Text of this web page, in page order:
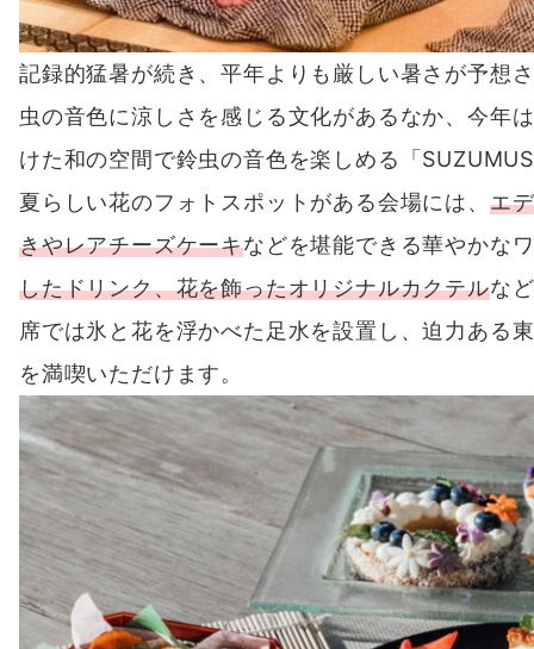
記録的猛暑が続き、平年よりも厳しい暑さが予想
虫の音色に涼しさを感じる文化があるなか、今年
けた和の空間で鈴虫の音色を楽しめる「
夏らしい花のフォトスポットがある会場には、 エ
きやレアチーズケーキなどを堪能できる華やかな
したドリンク、花を飾ったオリジナルカクテルな
席では氷と花を浮かべた足水を設置し、迫力ある
を満喫いただけます。